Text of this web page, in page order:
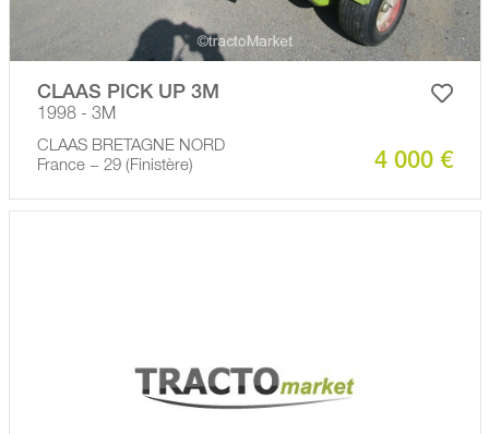
CLAAS PICK UP 3M
1998 - 3M
CLAAS BRETAGNE NORD
France − 29 (Finistère)
4 000 €